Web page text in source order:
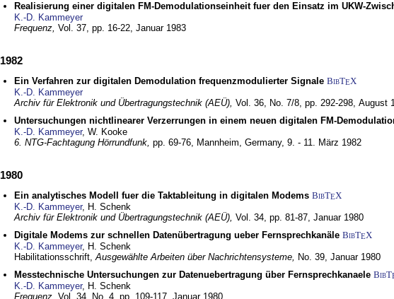
Realisierung einer digitalen FM-Demodulationseinheit fuer den Einsatz im UKW-
K.-D. Kammeyer
Frequenz, Vol. 37, pp. 16-22, Januar 1983
1982
Ein Verfahren zur digitalen Demodulation frequenzmodulierter Signale BibTEX
K.-D. Kammeyer
Archiv für Elektronik und Übertragungstechnik (AEÜ), Vol. 36, No. 7/8, pp. 292-298, August
Untersuchungen nichtlinearer Verzerrungen in einem neuen digitalen FM-
K.-D. Kammeyer, W. Kooke
6. NTG-Fachtagung Hörrundfunk, pp. 69-76, Mannheim, Germany, 9. - 11. März 1982
1980
Ein analytisches Modell fuer die Taktableitung in digitalen Modems BibTEX
K.-D. Kammeyer, H. Schenk
Archiv für Elektronik und Übertragungstechnik (AEÜ), Vol. 34, pp. 81-87, Januar 1980
Digitale Modems zur schnellen Datenübertragung ueber Fernsprechkanäle BibTEX
K.-D. Kammeyer, H. Schenk
Habilitationsschrift,Ausgewählte Arbeiten über Nachrichtensysteme, No. 39, Januar 1980
Messtechnische Untersuchungen zur Datenuebertragung über Fernsprechkanaele BibT
K.-D. Kammeyer, H. Schenk
Frequenz, Vol. 34, No. 4, pp. 109-117, Januar 1980